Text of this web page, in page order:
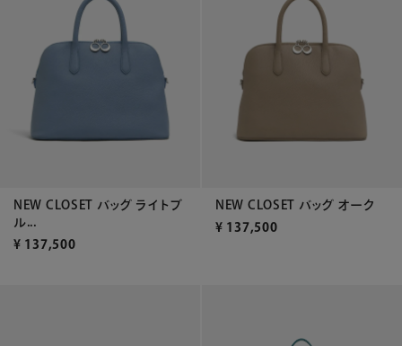
NEW CLOSET バッグ ライトブ
ル...
¥ 137,500
NEW CLOSET バッグ オーク
¥ 137,500